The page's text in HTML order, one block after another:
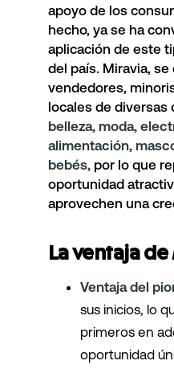
apoyo de los
hecho, ya se ha
aplicación de este
del país. Miravia, se
vendedores,
locales de diversas
belleza, moda,
alimentación,
bebés, por lo que
oportunidad
aprovechen una
La ventaja de
Ventaja del
sus inicios, lo
primeros en
oportunidad